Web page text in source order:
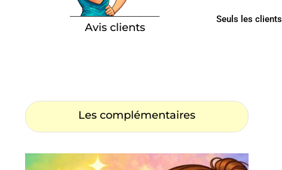
Avis clients
Seuls les
Les complémentaires